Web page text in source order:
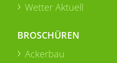
Wetter Aktuell
BROSCHÜREN
Ackerbau